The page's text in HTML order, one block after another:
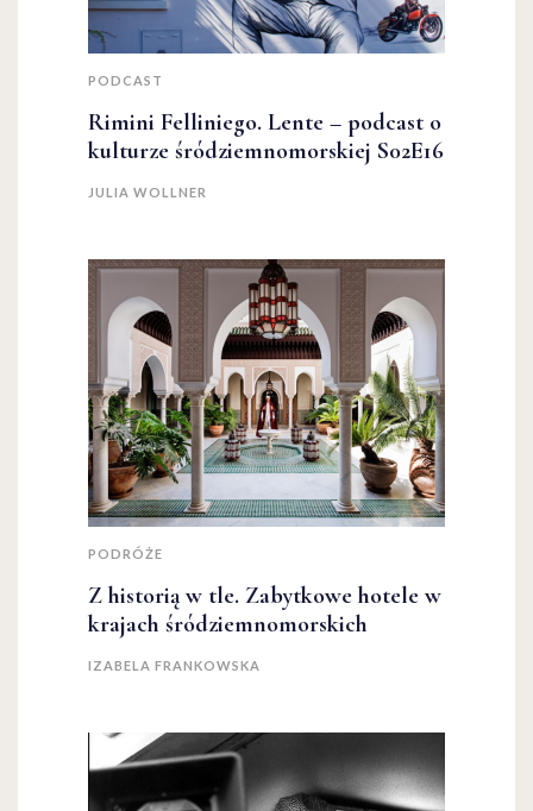
PODCAST
Rimini Felliniego. Lente – podcast o
kulturze śródziemnomorskiej S02E16
JULIA WOLLNER
PODRÓŻE
Z historią w tle. Zabytkowe hotele w
krajach śródziemnomorskich
IZABELA FRANKOWSKA